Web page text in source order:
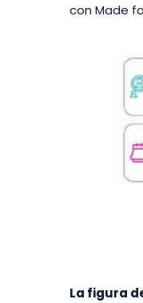
con Made
La figura